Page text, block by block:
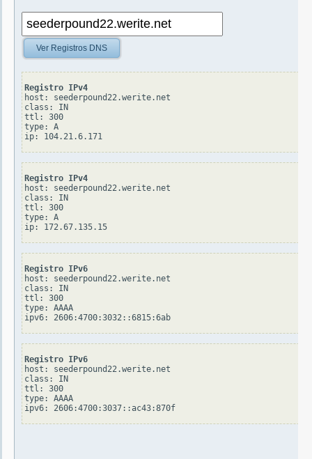
Ver Registros DNS
Registro IPv4
host: seederpound22.werite.net
class: IN
ttl: 300
type: A
Registro IPv4
host: seederpound22.werite.net
class: IN
ttl: 300
type: A
Registro IPv6
host: seederpound22.werite.net
class: IN
ttl: 300
type: AAAA
Registro IPv6
host: seederpound22.werite.net
class: IN
ttl: 300
type: AAAA